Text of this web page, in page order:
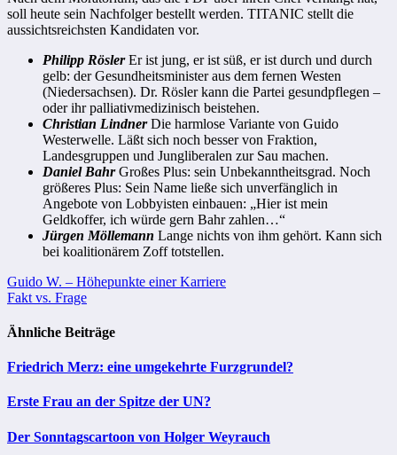
soll heute sein Nachfolger bestellt werden. TITANIC stellt die
aussichtsreichsten Kandidaten vor.
Philipp RöslerEr ist jung, er ist süß, er ist durch und durch
gelb: der Gesundheitsminister aus dem fernen Westen
(Niedersachsen). Dr. Rösler kann die Partei gesundpflegen –
oder ihr palliativmedizinisch beistehen.
Christian LindnerDie harmlose Variante von Guido
Westerwelle. Läßt sich noch besser von Fraktion,
Landesgruppen und Jungliberalen zur Sau machen.
Daniel BahrGroßes Plus: sein Unbekanntheitsgrad. Noch
größeres Plus: Sein Name ließe sich unverfänglich in
Angebote von Lobbyisten einbauen: „Hier ist mein
Geldkoffer, ich würde gern Bahr zahlen…“
Jürgen Möllemann Lange nichts von ihm gehört. Kann sich
bei koalitionärem Zoff totstellen.
Beitragsnavigation
Guido W. – Höhepunkte einer Karriere
Fakt vs. Frage
Ähnliche Beiträge
Friedrich Merz: eine umgekehrte Furzgrundel?
Erste Frau an der Spitze der UN?
Der Sonntagscartoon von Holger Weyrauch